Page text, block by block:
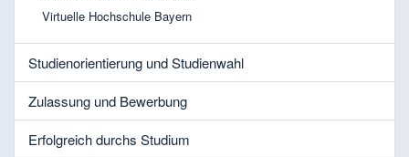
Virtuelle Hochschule Bayern
Studienorientierung und Studienwahl
Zulassung und Bewerbung
Erfolgreich durchs Studium